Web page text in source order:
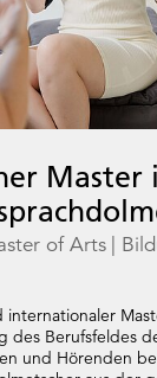
Master
of Arts
internationaler
des Berufsfeldes
und Hörenden